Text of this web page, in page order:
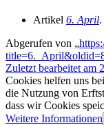
Artikel 6. April
Abgerufen von „
Zuletzt bearbeitet am
Cookies helfen uns
die Nutzung von
dass wir Cookies
Weitere Informationen